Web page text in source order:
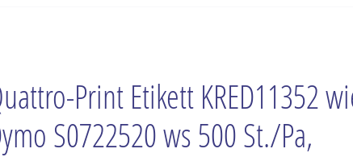
Print Etikett KRED11352
S0722520 ws 500 St./Pa,